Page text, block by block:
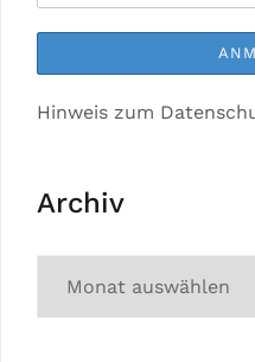
Hinweis zum
Archiv